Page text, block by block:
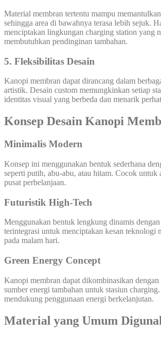
Material membran tertentu mampu
sehingga area di bawahnya terasa lebih sejuk.
menciptakan lingkungan charging station yang
membutuhkan pendinginan tambahan.
5. Fleksibilitas Desain
Kanopi membran dapat dirancang dalam
artistik. Desain custom memungkinkan setiap
identitas visual yang berbeda dan menarik
Konsep Desain Kanopi
Minimalis Modern
Konsep ini menggunakan bentuk sederhana
seperti putih, abu-abu, atau hitam. Cocok untuk
pusat perbelanjaan.
Futuristik High-Tech
Menggunakan bentuk lengkung dinamis
terintegrasi untuk menciptakan kesan teknologi
pada malam hari.
Green Energy Concept
Kanopi membran dapat dikombinasikan dengan
sumber energi tambahan untuk stasiun
mendukung penggunaan energi berkelanjutan.
Material yang Umum